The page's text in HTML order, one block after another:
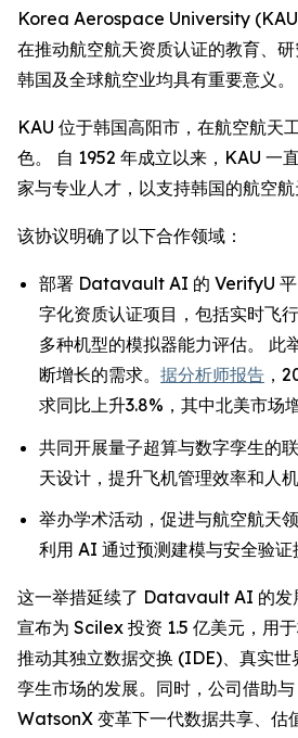
Korea Aerospace University
在推动航空航天资质认证的教育、
韩国及全球航空业均具有重要意义。
KAU 位于韩国高阳市，在航空航天
色。 自 1952 年成立以来，KAU 一
家与专业人才，以支持韩国的航空航
该协议明确了以下合作领域：
部署 Datavault AI 的 VerifyU 平
字化资质认证项目，包括实时飞
多种机型的模拟器能力评估。 此
断增长的需求。 据分析师报告 ，
求同比上升3.8%，其中北美市场
共同开展量子超算与数字孪生的
天设计，提升飞机管理效率和人
举办学术活动，促进与航空航天
利用 AI 通过预测建模与安全验证
这一举措延续了 Datavault AI 的发
宣布为 Scilex 投资 1.5 亿美元，用
推动其独立数据交换 (IDE)、真实世
孪生市场的发展。同时，公司借助
WatsonX 变革下一代数据共享、估